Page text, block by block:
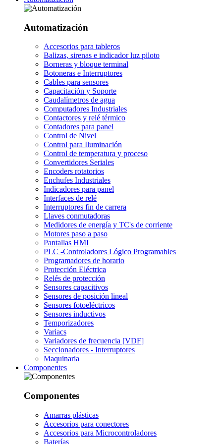
Automatización
Accesorios para tableros
Balizas, sirenas e indicador luz piloto
Borneras y bloque terminal
Botoneras e Interruptores
Cables para sensores
Capacitación y Soporte
Caudalímetros de agua
Computadores Industriales
Contactores y relé térmico
Contadores para panel
Control de Nivel
Control para Iluminación
Control de temperatura y proceso
Convertidores Seriales
Encoders rotatorios
Enchufes Industriales
Indicadores para panel
Interfaces de relé
Interruptores fin de carrera
Llaves conmutadoras
Medidores de energía y TC's de corriente
Motores paso a paso
Pantallas HMI
PLC -Controladores Lógico Programables
Programadores de horario
Protección Eléctrica
Relés de protección
Sensores capacitivos
Sensores de posición lineal
Sensores fotoeléctricos
Sensores inductivos
Temporizadores
Variacs
Variadores de frecuencia [VDF]
Seccionadores - Interruptores
Maquinaria
Componentes
Componentes
Amarras plásticas
Accesorios para conectores
Accesorios para Microcontroladores
Baterías